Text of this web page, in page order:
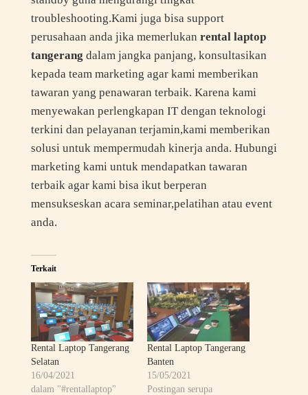
troubleshooting.Kami juga bisa support
perusahaan anda jika memerlukan rental laptop
tangerang dalam jangka panjang, konsultasikan
kepada team marketing agar kami memberikan
tawaran yang penawaran terbaik. Karena kami
menyewakan perlengkapan IT dengan teknologi
terkini dan pelayanan terjamin,kami memberikan
solusi untuk mempermudah kinerja anda. Hubungi
marketing kami untuk mendapatkan tawaran
terbaik agar kami bisa ikut berperan
mensukseskan acara seminar,pelatihan atau event
anda.
Terkait
Rental Laptop Tangerang
Selatan
16/04/2021
dalam "#rentallaptop"
Rental Laptop Tangerang
Banten
15/05/2021
Postingan serupa